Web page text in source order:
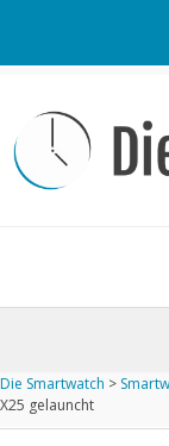
Kontakt / Tipp
Impressum
iPhone kaufen
Startseite
Die Smartwatch >
X25 gelauncht